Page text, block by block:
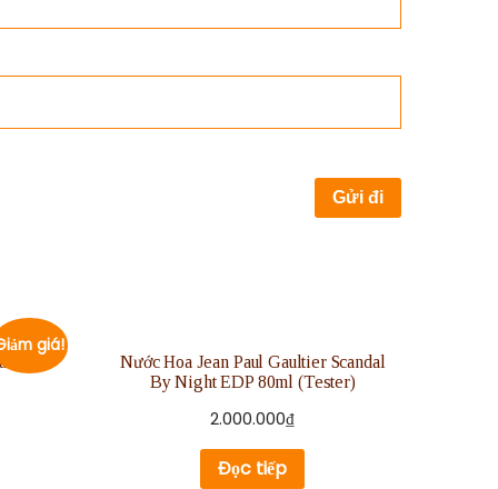
giá!
Nước Hoa Jean Paul Gaultier Scandal
By Night EDP 80ml (Tester)
2.000.000₫
Đọc tiếp